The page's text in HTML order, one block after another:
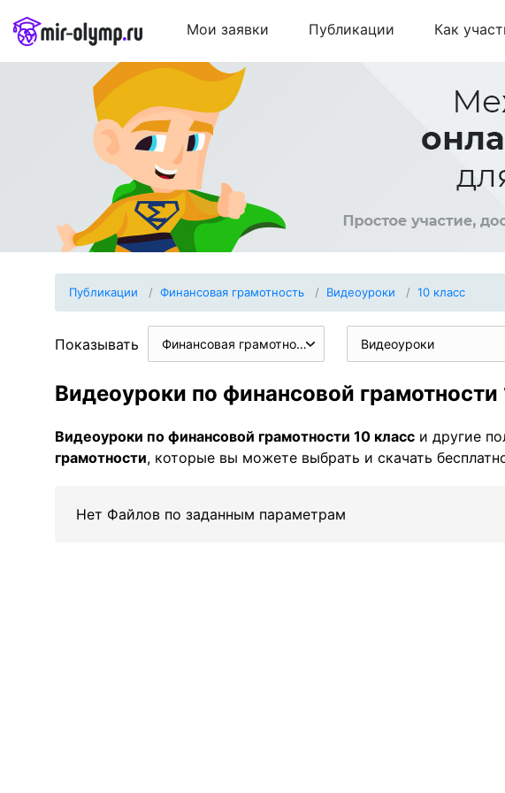
Мои заявки Публикации Как
Публикации Финансовая грамотность Видеоуроки 10 класс
Показывать Финансовая грамотность Видеоуроки
Видеоуроки по финансовой грамотности
Видеоуроки по финансовой грамотности 10 класс и другие
грамотности, которые вы можете выбрать и скачать
Нет Файлов по заданным параметрам